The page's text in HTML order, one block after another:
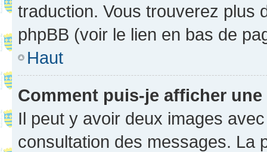
traduction. Vous trouverez plus
phpBB (voir le lien en bas de
Haut
Comment puis-je afficher
Il peut y avoir deux images
consultation des messages. La